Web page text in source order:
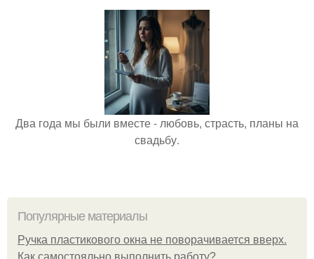
Два года мы были вместе - любовь, страсть, планы на
свадьбу.
Популярные материалы
Ручка пластикового окна не поворачивается вверх.
Как самостояльно выполнить работу?